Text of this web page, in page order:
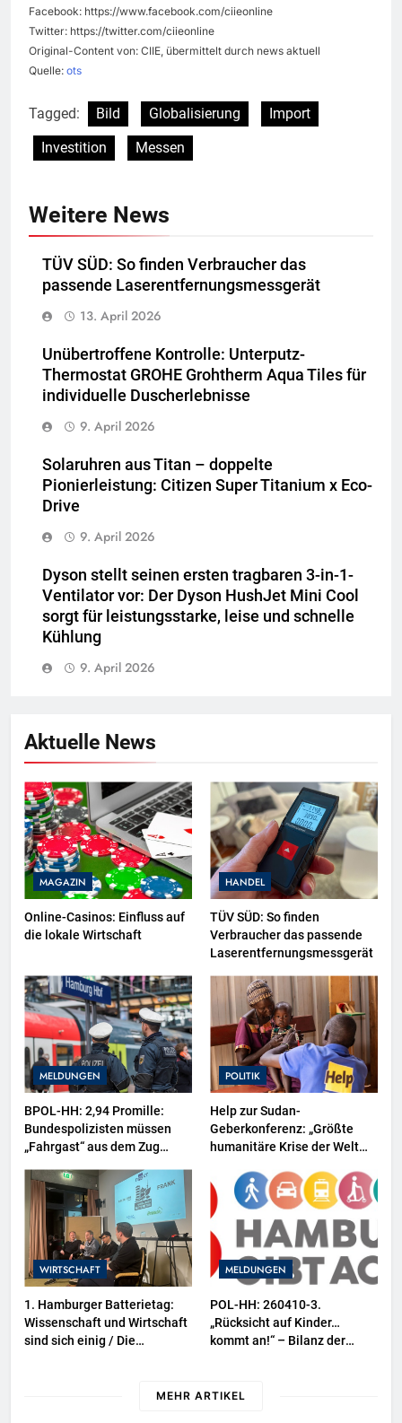
Facebook: https://www.facebook.com/ciieonline
Twitter: https://twitter.com/ciieonline
Original-Content von: CIIE, übermittelt durch news aktuell
Quelle: ots
Tagged: Bild Globalisierung
Import
Investition
Messen
Weitere News
TÜV SÜD: So finden Verbraucher das
passende Laserentfernungsmessgerät
13. April 2026
Unübertroffene Kontrolle: Unterputz-
Thermostat GROHE Grohtherm Aqua Tiles für
individuelle Duscherlebnisse
9. April 2026
Solaruhren aus Titan – doppelte
Pionierleistung: Citizen Super Titanium x Eco-
Drive
9. April 2026
Dyson stellt seinen ersten tragbaren 3-in-1-
Ventilator vor: Der Dyson HushJet Mini Cool
sorgt für leistungsstarke, leise und schnelle
Kühlung
9. April 2026
Aktuelle News
MAGAZIN
Online-Casinos: Einfluss auf
die lokale Wirtschaft
HANDEL
TÜV SÜD: So finden
Verbraucher das passende
Laserentfernungsmessgerät
MELDUNGEN
BPOL-HH: 2,94 Promille:
Bundespolizisten müssen
„Fahrgast“ aus dem Zug
POLITIK
Help zur Sudan-
Geberkonferenz: „Größte
humanitäre Krise der Welt
WIRTSCHAFT
1. Hamburger Batterietag:
Wissenschaft und Wirtschaft
sind sich einig / Die
MELDUNGEN
POL-HH: 260410-3.
„Rücksicht auf Kinder…
kommt an!“ – Bilanz der
MEHR ARTIKEL